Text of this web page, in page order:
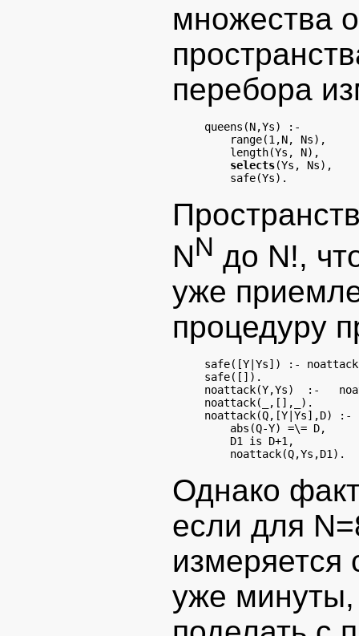
множества
перебора
queens(N,Ys) :-
    range(1,N, Ns),
    length(Ys, N),
selects(Ys, Ns),
NN до N!,
уже
процедуру
safe([Y|Ys]) :-
safe([]).
noattack(Y,Ys)  :-
noattack(_,[],_).
noattack(Q,[Y|Ys],D) :-
    abs(Q-Y) =\= D,
    D1 is D+1,
Однако
если для
измеряется
уже